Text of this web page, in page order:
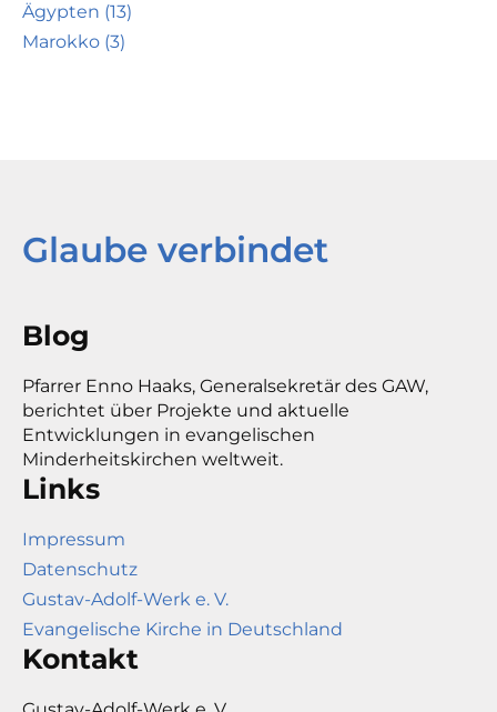
Ägypten (13)
Marokko (3)
Glaube verbindet
Blog
Pfarrer Enno Haaks, Generalsekretär des GAW,
berichtet über Projekte und aktuelle
Entwicklungen in evangelischen
Minderheitskirchen weltweit.
Links
Impressum
Datenschutz
Gustav-Adolf-Werk e. V.
Evangelische Kirche in Deutschland
Kontakt